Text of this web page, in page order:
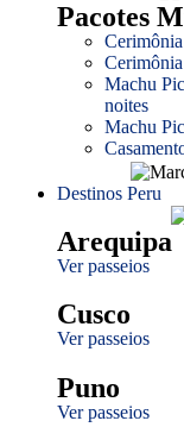
Pacotes
Machu
noites
Machu
Destinos Peru
Arequipa
Ver passeios
Cusco
Ver passeios
Puno
Ver passeios